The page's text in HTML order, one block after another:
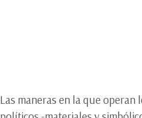
Las maneras en la que